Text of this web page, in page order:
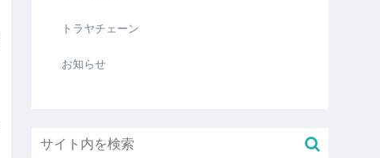
トラヤチェーン
お知らせ